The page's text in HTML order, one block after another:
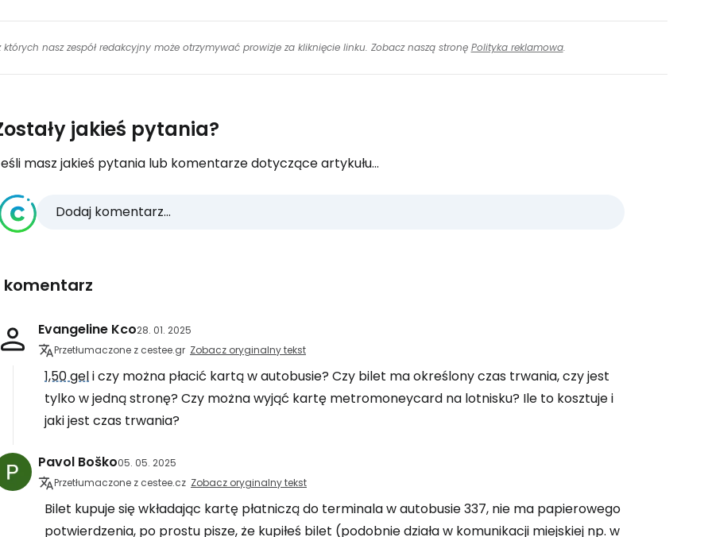
nasz zespół redakcyjny może otrzymywać prowizje za kliknięcie linku. Zobacz naszą stronę Polityka reklamowa.
jakieś pytania?
masz jakieś pytania lub komentarze dotyczące artykułu...
Dodaj komentarz...
komentarz
Evangeline Kco28. 01. 2025
Przetłumaczone z cestee.gr Zobacz oryginalny tekst
1,50 geli czy można płacić kartą w autobusie? Czy bilet ma określony czas trwania, czy jest
tylko w jedną stronę? Czy można wyjąć kartę metromoneycard na lotnisku? Ile to kosztuje i
jaki jest czas trwania?
Pavol Boško05. 05. 2025
Przetłumaczone z cestee.cz Zobacz oryginalny tekst
Bilet kupuje się wkładając kartę płatniczą do terminala w autobusie 337, nie ma papierowego
potwierdzenia, po prostu pisze, że kupiłeś bilet (podobnie działa w komunikacji miejskiej np. w